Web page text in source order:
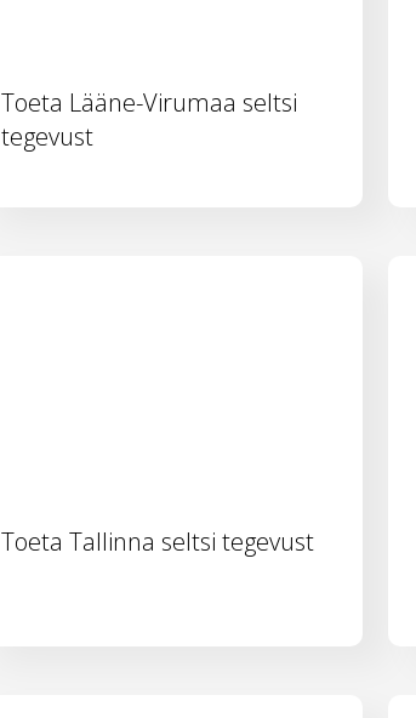
Toeta Lääne-Virumaa seltsi
tegevust
Toeta Tallinna seltsi tegevust